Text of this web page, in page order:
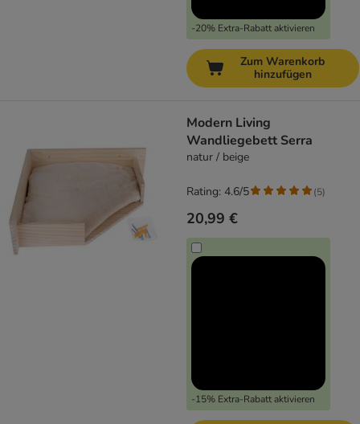
-20% Extra-Rabatt aktivieren
Zum Warenkorb
hinzufügen
Modern Living
Wandliegebett Serra
natur / beige
20,99 €
-15% Extra-Rabatt aktivieren
Rating: 4.6/5 (5)